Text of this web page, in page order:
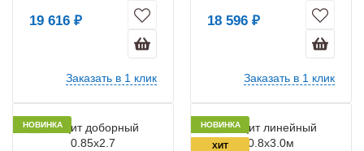
19 616 ₽
Заказать в 1 клик
18 596 ₽
Заказать в 1 клик
НОВИНКА НОВИНКА
ХИТ